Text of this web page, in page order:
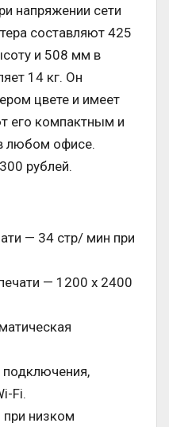
напряжении сети
составляют 425
и 508 мм в
14 кг. Он
цвете и имеет
его компактным и
любом офисе.
рублей.
— 34 стр/ мин при
— 1200 x 2400
Fi.
при низком